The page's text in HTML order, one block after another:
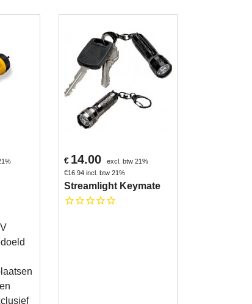
€ 14.00
excl. btw 21%
€16.94 incl. btw 21%
Streamlight Keymate